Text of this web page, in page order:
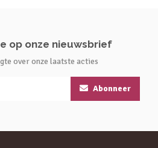
op onze nieuwsbrief
over onze laatste acties
Abonneer